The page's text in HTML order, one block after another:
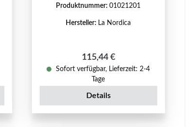
Produktnummer:01021201
Hersteller: La Nordica
Regulärer Preis:
115,44 €
Sofort verfügbar, Lieferzeit: 2-4
Tage
Details